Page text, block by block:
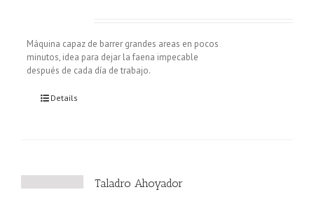
Máquina capaz de barrer grandes areas en pocos
minutos, idea para dejar la faena impecable
después de cada día de trabajo.
Details
Taladro Ahoyador